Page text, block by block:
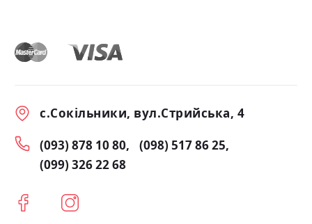
с.Сокільники, вул.Стрийська, 4
(093) 878 10 80
(098) 517 86 25
(099) 326 22 68